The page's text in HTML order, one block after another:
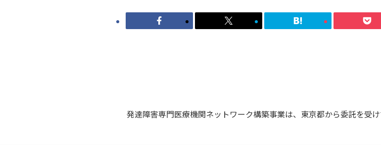
発達障害専門医療機関ネットワーク構築事業は、東京都から委託を受